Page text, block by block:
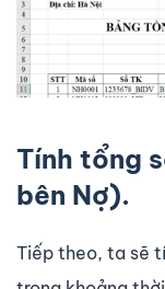
Tính tổng
bên Nợ).
Tiếp theo, ta sẽ